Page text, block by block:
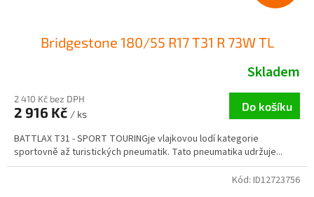
Bridgestone 180/55 R17 T31 R 73W TL
Skladem
2 410 Kč bez DPH
2 916 Kč / ks
Do košíku
BATTLAX T31 - SPORT TOURINGje vlajkovou lodí kategorie
sportovně až turistických pneumatik. Tato pneumatika udržuje...
Kód: ID12723756